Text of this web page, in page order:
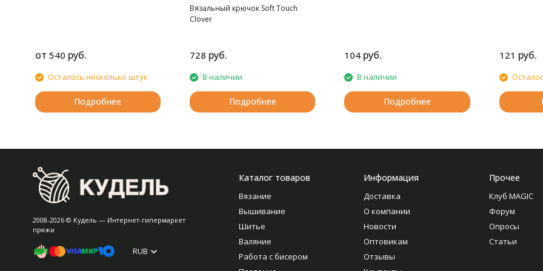
от 540 руб.
Осталось несколько штук
Подробнее
Вязальный крючок Soft Touch
Clover
728 руб.
В наличии
Подробнее
104 руб.
В наличии
Подробнее
121 руб.
2008-2026 © Кудель — Интернет-гипермаркет
пряжи
RUB
Каталог товаров
Вязание
Вышивание
Шитье
Валяние
Работа с бисером
Информация
Доставка
О компании
Новости
Оптовикам
Отзывы
Прочее
Клуб MAGIC
Форум
Опросы
Статьи